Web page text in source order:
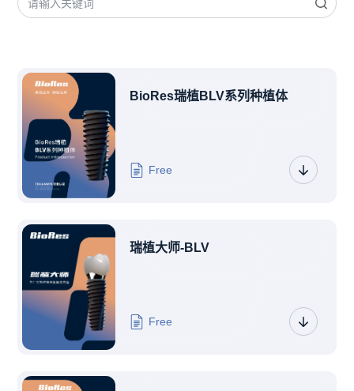
BioRes瑞植BLV系列种植体
Free
瑞植大师-BLV
Free